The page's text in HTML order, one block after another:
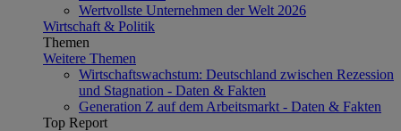
Wertvollste Unternehmen der Welt 2026
Wirtschaft & Politik
Themen
Weitere Themen
Wirtschaftswachstum: Deutschland zwischen Rezession
und Stagnation - Daten & Fakten
Generation Z auf dem Arbeitsmarkt - Daten & Fakten
Top Report